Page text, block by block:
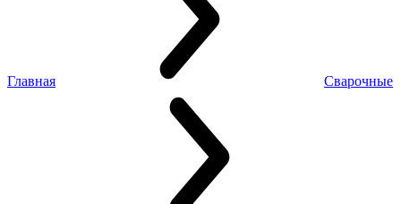
Главная Сварочные